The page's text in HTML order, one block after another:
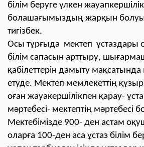
білім беруге үлкен
болашағымыздың жарқын
тигізбек.
Осы тұрғыда мектеп
білім сапасын арттыру,
қабілеттерін дамыту мақсатында
етуде. Мектеп мемлекеттің
оған жауакершілікпен қарау-
мәртебесі- мектептің мәртебесі
Мектебімізде 900- ден астам
оларға 100-ден аса ұстаз білім